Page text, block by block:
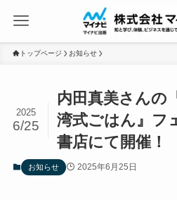
トップページ お知らせ
内田真美さんの
湾式ごはん』フ
書店にて開催！
2025
6/25
お知らせ 2025年6月25日